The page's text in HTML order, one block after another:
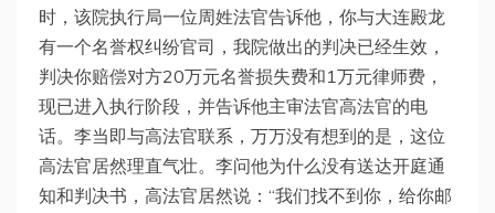
时，该院执行局一位周姓法官告诉他，你与大连殿龙
有一个名誉权纠纷官司，我院做出的判决已经生效，
判决你赔偿对方20万元名誉损失费和1万元律师费，
现已进入执行阶段，并告诉他主审法官高法官的电
话。李当即与高法官联系，万万没有想到的是，这位
高法官居然理直气壮。李问他为什么没有送达开庭通
知和判决书，高法官居然说：“我们找不到你，给你邮